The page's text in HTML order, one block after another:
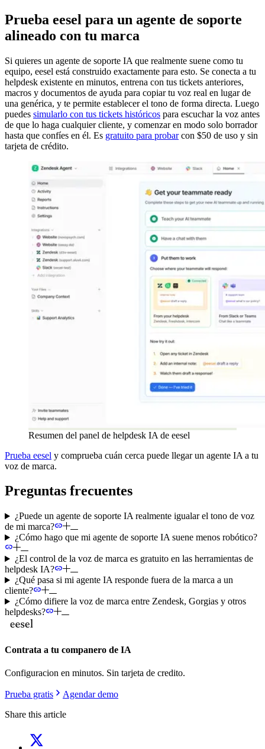
Prueba eesel para un agente de soporte
alineado con tu marca
Si quieres un agente de soporte IA que realmente suene como tu
equipo, eesel está construido exactamente para esto. Se conecta a tu
helpdesk existente en minutos, entrena con tus tickets anteriores,
macros y documentos de ayuda para copiar tu voz real en lugar de
una genérica, y te permite establecer el tono de forma directa. Luego
puedes simularlo con tus tickets históricos para escuchar la voz antes
de que lo haga cualquier cliente, y comenzar en modo solo borrador
hasta que confíes en él. Es gratuito para probarcon $50 de uso y sin
tarjeta de crédito.
Resumen del panel de helpdesk IA de eesel
Prueba eesel y comprueba cuán cerca puede llegar un agente IA a tu
voz de marca.
Preguntas frecuentes
¿Puede un agente de soporte IA realmente igualar el tono de voz
de mi marca?
¿Cómo hago que mi agente de soporte IA suene menos robótico?
¿El control de la voz de marca es gratuito en las herramientas de
helpdesk IA?
¿Qué pasa si mi agente IA responde fuera de la marca a un
cliente?
¿Cómo difiere la voz de marca entre Zendesk, Gorgias y otros
helpdesks?
Contrata a tu companero de IA
Configuracion en minutos. Sin tarjeta de credito.
Prueba gratis
Agendar demo
Share this article